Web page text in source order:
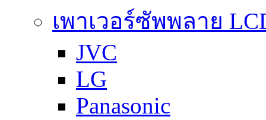
เพาเวอร์ซัพพลาย
JVC
LG
Panasonic